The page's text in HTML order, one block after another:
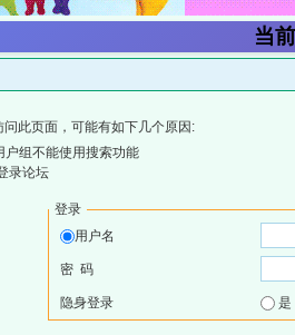
当
此页面，可能有如下几个原因:
户组不能使用搜索功能
录论坛
登录
用户名
密 码
隐身登录